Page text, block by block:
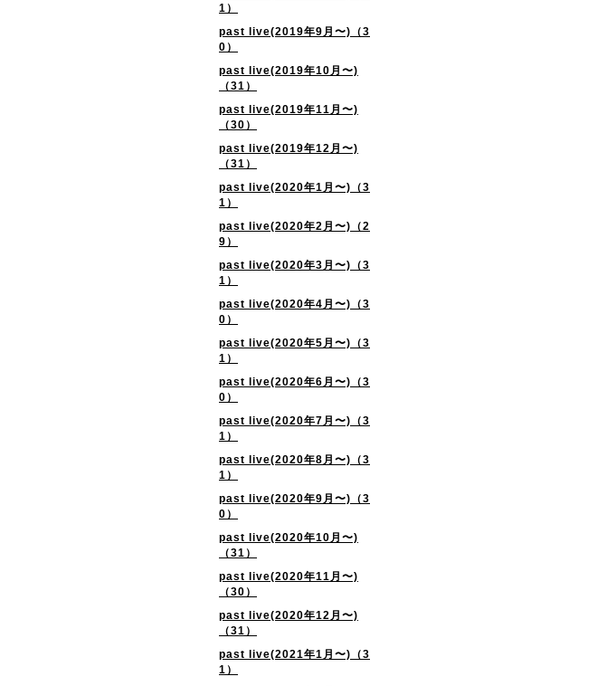
1）
past live(2019年9月〜)（3
0）
past live(2019年10月〜)
（31）
past live(2019年11月〜)
（30）
past live(2019年12月〜)
（31）
past live(2020年1月〜)（3
1）
past live(2020年2月〜)（2
9）
past live(2020年3月〜)（3
1）
past live(2020年4月〜)（3
0）
past live(2020年5月〜)（3
1）
past live(2020年6月〜)（3
0）
past live(2020年7月〜)（3
1）
past live(2020年8月〜)（3
1）
past live(2020年9月〜)（3
0）
past live(2020年10月〜)
（31）
past live(2020年11月〜)
（30）
past live(2020年12月〜)
（31）
past live(2021年1月〜)（3
1）